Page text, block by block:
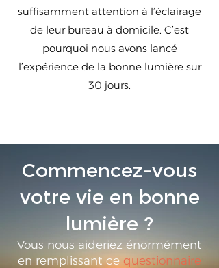
suffisamment attention à l’éclairage
de leur bureau à domicile. C’est
pourquoi nous avons lancé
l’expérience de la bonne lumière sur
30 jours.
Commencez-vous
votre vie en bonne
lumière ?
Vous nous aideriez énormément
en remplissant cequestionnaire